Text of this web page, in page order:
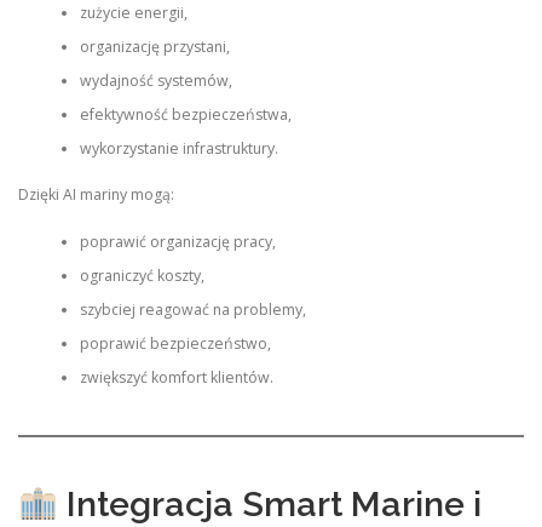
zużycie energii,
organizację przystani,
wydajność systemów,
efektywność bezpieczeństwa,
wykorzystanie infrastruktury.
Dzięki AI mariny mogą:
poprawić organizację pracy,
ograniczyć koszty,
szybciej reagować na problemy,
poprawić bezpieczeństwo,
zwiększyć komfort klientów.
Integracja Smart Marine i